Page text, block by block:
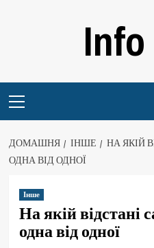
Menu
ДОМАШНЯ ІНШЕ
НА ЯКІЙ
ОДНА ВІД ОДНОЇ
Інше
На якій відстані
одна від одної